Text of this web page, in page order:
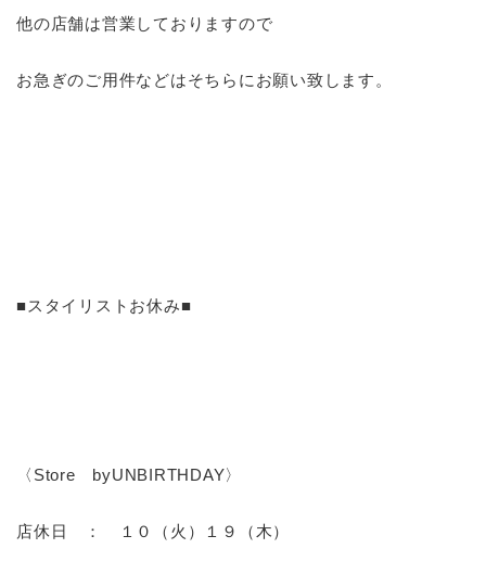
他の店舗は営業しておりますので
お急ぎのご用件などはそちらにお願い致します。
■スタイリストお休み■
〈Store byUNBIRTHDAY〉
店休日 ： １０（火）１９（木）